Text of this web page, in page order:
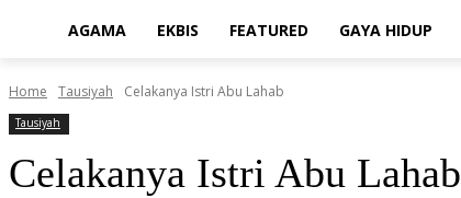
AGAMA EKBIS FEATURED GAYA HIDUP
Home Tausiyah Celakanya Istri Abu Lahab
Tausiyah
Celakanya Istri Abu Lahab